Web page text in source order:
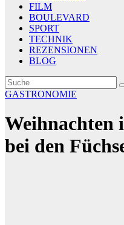
FILM
BOULEVARD
SPORT
TECHNIK
REZENSIONEN
BLOG
GASTRONOMIE
Weihnachten
bei den